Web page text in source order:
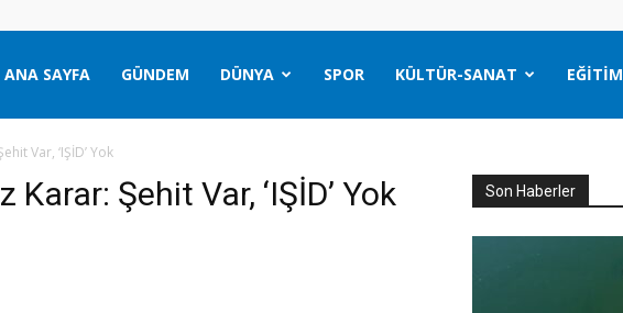
ANA SAYFA GÜNDEM DÜNYA SPOR KÜLTÜR-SANAT EĞITIM
Var, ‘IŞİD’ Yok
Şehit Var, ‘IŞİD’ Yok Son Haberler